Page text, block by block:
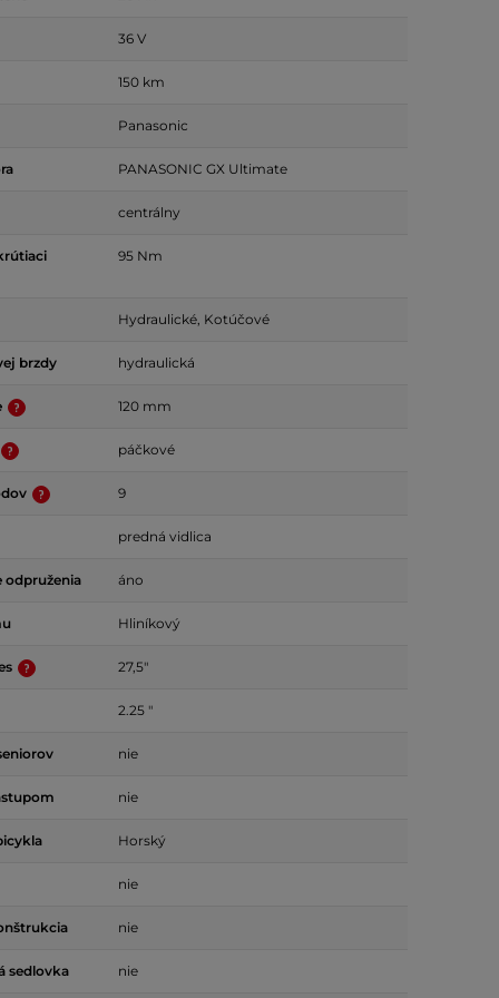
36 V
150 km
Panasonic
PANASONIC GX Ultimate
centrálny
95 Nm
Hydraulické, Kotúčové
brzdy hydraulická
120 mm
páčkové
9
predná vidlica
odpruženia áno
Hliníkový
27,5"
2.25 "
nie
nie
Horský
nie
nie
sedlovka nie